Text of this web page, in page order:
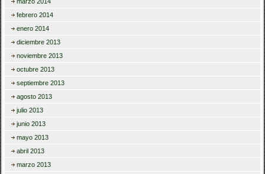
febrero 2014
enero 2014
diciembre 2013
noviembre 2013
octubre 2013
septiembre 2013
agosto 2013
julio 2013
junio 2013
mayo 2013
abril 2013
marzo 2013